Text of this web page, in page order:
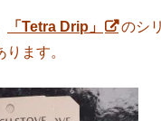
「Tetra Drip」 のシ
ます。